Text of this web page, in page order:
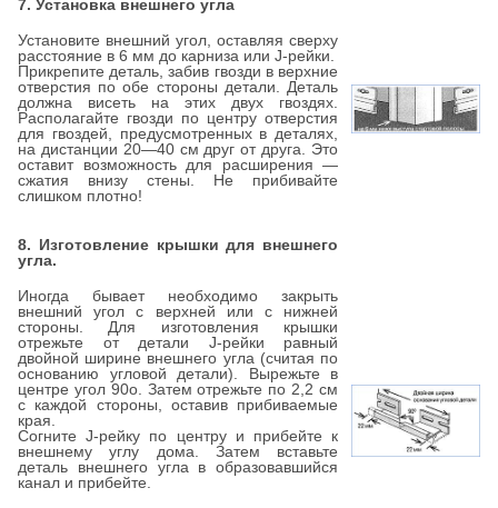
7. Установка внешнего угла
Установите внешний угол, оставляя сверху
расстояние в 6 мм до карниза или J-рейки.
Прикрепите деталь, забив гвозди в верхние
отверстия по обе стороны детали. Деталь
должна висеть на этих двух гвоздях.
Располагайте гвозди по центру отверстия
для гвоздей, предусмотренных в деталях,
на дистанции 20—40 см друг от друга. Это
оставит возможность для расширения —
сжатия внизу стены. Не прибивайте
слишком плотно!
8. Изготовление крышки для внешнего
угла.
Иногда бывает необходимо закрыть
внешний угол с верхней или с нижней
стороны. Для изготовления крышки
отрежьте от детали J-рейки равный
двойной ширине внешнего угла (считая по
основанию угловой детали). Вырежьте в
центре угол 90о. Затем отрежьте по 2,2 см
с каждой стороны, оставив прибиваемые
края.
Согните J-рейку по центру и прибейте к
внешнему углу дома. Затем вставьте
деталь внешнего угла в образовавшийся
канал и прибейте.